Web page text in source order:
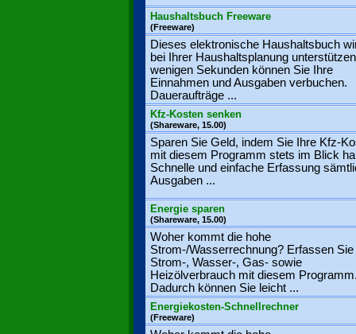
Haushaltsbuch Freeware
(Freeware)
Dieses elektronische Haushaltsbuch
bei Ihrer Haushaltsplanung
wenigen Sekunden können Sie Ihre
Einnahmen und Ausgaben verbuchen.
Daueraufträge ...
Kfz-Kosten senken
(Shareware, 15.00)
Sparen Sie Geld, indem Sie Ihre Kfz-
mit diesem Programm stets im Blick
Schnelle und einfache Erfassung
Ausgaben ...
Energie sparen
(Shareware, 15.00)
Woher kommt die hohe
Strom-/Wasserrechnung? Erfassen Sie
Strom-, Wasser-, Gas- sowie
Heizölverbrauch mit diesem
Dadurch können Sie leicht ...
Energiekosten-Schnellrechner
(Freeware)